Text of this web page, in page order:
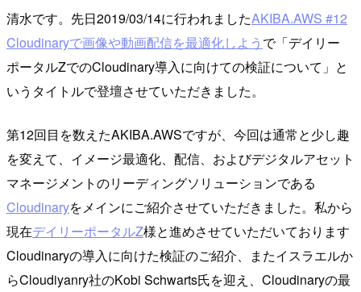
清水です。先日2019/03/14に行われましたAKIBA.AWS #12
Cloudinaryで画像や動画配信を最適化しよう で「デイリー
ポータルZでのCloudinary導入に向けての検証について」と
いうタイトルで登壇させていただきました。
第12回目を数えたAKIBA.AWSですが、今回は通常と少し趣
を変えて、イメージ最適化、配信、およびデジタルアセット
マネージメントのリーディングソリューションである
Cloudinaryをメインにご紹介させていただきました。私から
現在デイリーポータルZ様と進めさせていただいております
Cloudinaryの導入に向けた検証のご紹介、またイスラエルか
らCloudiyanry社のKobi Schwarts氏を迎え、Cloudinaryの最